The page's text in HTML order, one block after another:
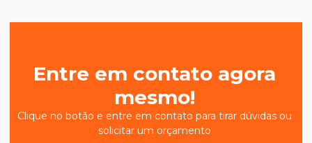
Entre em contato agora
mesmo!
Clique no botão e entre em contato para tirar dúvidas ou
solicitar um orçamento